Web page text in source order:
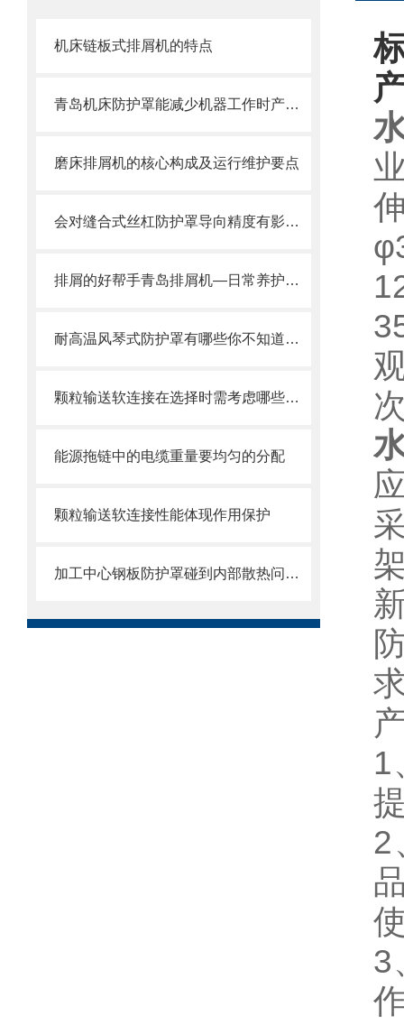
机床链板式排屑机的特点
青岛机床防护罩能减少机器工作时产生的噪音对周围环境的影响
磨床排屑机的核心构成及运行维护要点
会对缝合式丝杠防护罩导向精度有影响的因素都有哪些？
排屑的好帮手青岛排屑机—日常养护方式
耐高温风琴式防护罩有哪些你不知道的小细节？
颗粒输送软连接在选择时需考虑哪些因素？
能源拖链中的电缆重量要均匀的分配
颗粒输送软连接性能体现作用保护
加工中心钢板防护罩碰到内部散热问题改怎么办？这篇文章告诉你
1
2
3